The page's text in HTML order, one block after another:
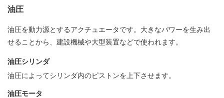
油圧
油圧を動力源とするアクチュエータです。大きなパワーを生み出
せることから、建設機械や大型装置などで使われます。
油圧シリンダ
油圧によってシリンダ内のピストンを上下させます。
油圧モータ